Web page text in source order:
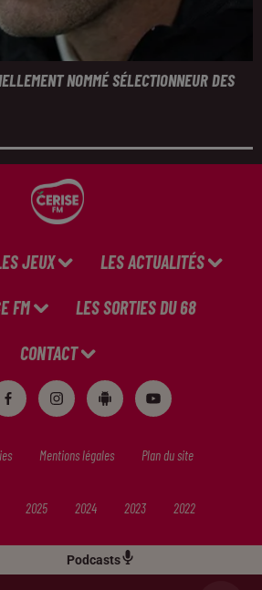
Podcasts
NOMMÉ SÉLECTIONNEUR DES
JEUX LES ACTUALITÉS
FM LES SORTIES DU 68
CONTACT
Mentions légales Plan du site
2025 2024 2023 2022